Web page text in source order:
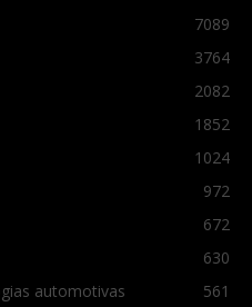
7089
3764
2082
1852
1024
972
672
630
automotivas
561